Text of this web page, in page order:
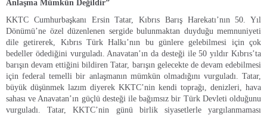
Anlaşma Mümkün Değildir”
KKTC Cumhurbaşkanı Ersin Tatar, Kıbrıs Barış Harekatı’nın 50. Yıl
Dönümü’ne özel düzenlenen sergide bulunmaktan duyduğu memnuniyeti
dile getirerek, Kıbrıs Türk Halkı’nın bu günlere gelebilmesi için çok
bedeller ödediğini vurguladı. Anavatan’ın da desteği ile 50 yıldır Kıbrıs’ta
barışın devam ettiğini bildiren Tatar, barışın gelecekte de devam edebilmesi
için federal temelli bir anlaşmanın mümkün olmadığını vurguladı. Tatar,
büyük düşünmek lazım diyerek KKTC’nin kendi toprağı, denizleri, hava
sahası ve Anavatan’ın güçlü desteği ile bağımsız bir Türk Devleti olduğunu
vurguladı. Tatar, KKTC’nin günü birlik siyasetlerle yargılanmaması